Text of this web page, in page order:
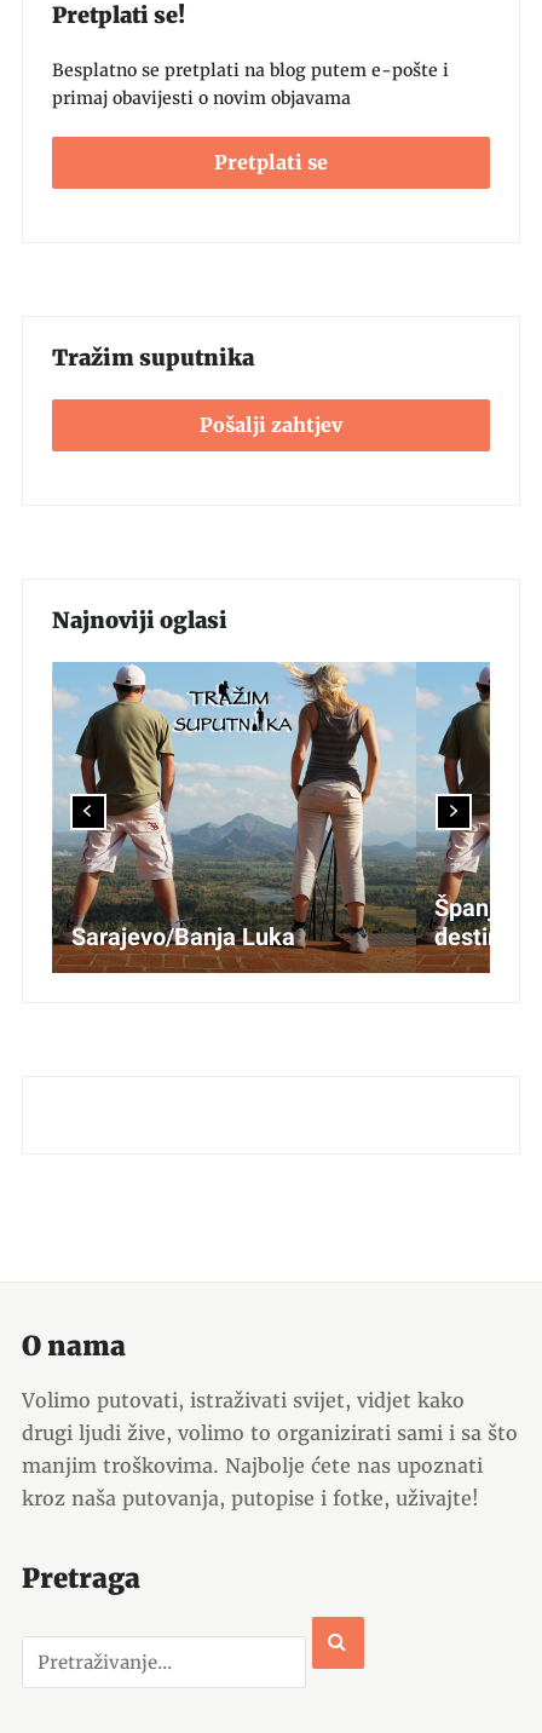
Pretplati se!
Besplatno se pretplati na blog putem e-pošte i
primaj obavijesti o novim objavama
Pretplati se
Tražim suputnika
Pošalji zahtjev
Najnoviji oglasi
Sarajevo/Banja Luka
O nama
Volimo putovati, istraživati svijet, vidjet kako
drugi ljudi žive, volimo to organizirati sami i sa što
manjim troškovima. Najbolje ćete nas upoznati
kroz naša putovanja, putopise i fotke, uživajte!
Pretraga